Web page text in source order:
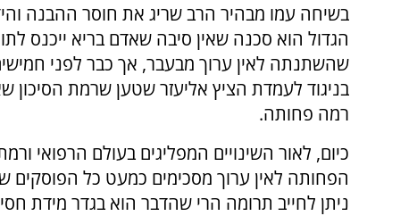
בשיחה עמו מבהיר הרב שריג את חוסר ההבנה
הגדול הוא סכנה שאין סיבה שאדם בריא ייכנס
שהשתנתה לאין ערוך מבעבר, אך כבר לפני
בניגוד לעמדת הציץ אליעזר שטען שרמת הסיכון
רמה פחותה.
כיום, לאור השינויים המפליגים בעולם הרפואי
הפחותה לאין ערוך מסכימים כמעט כל הפוסקים
ניתן לחייב תרומה הרי שהדבר הוא בגדר מידת